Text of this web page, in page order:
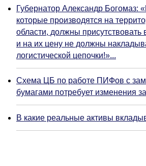
Губернатор Александр Богомаз:
которые производятся на
области, должны присутствовать
и на их цену не должны
логистической цепочки!»...
Схема ЦБ по работе ПИФов с
бумагами потребует изменения
В какие реальные активы